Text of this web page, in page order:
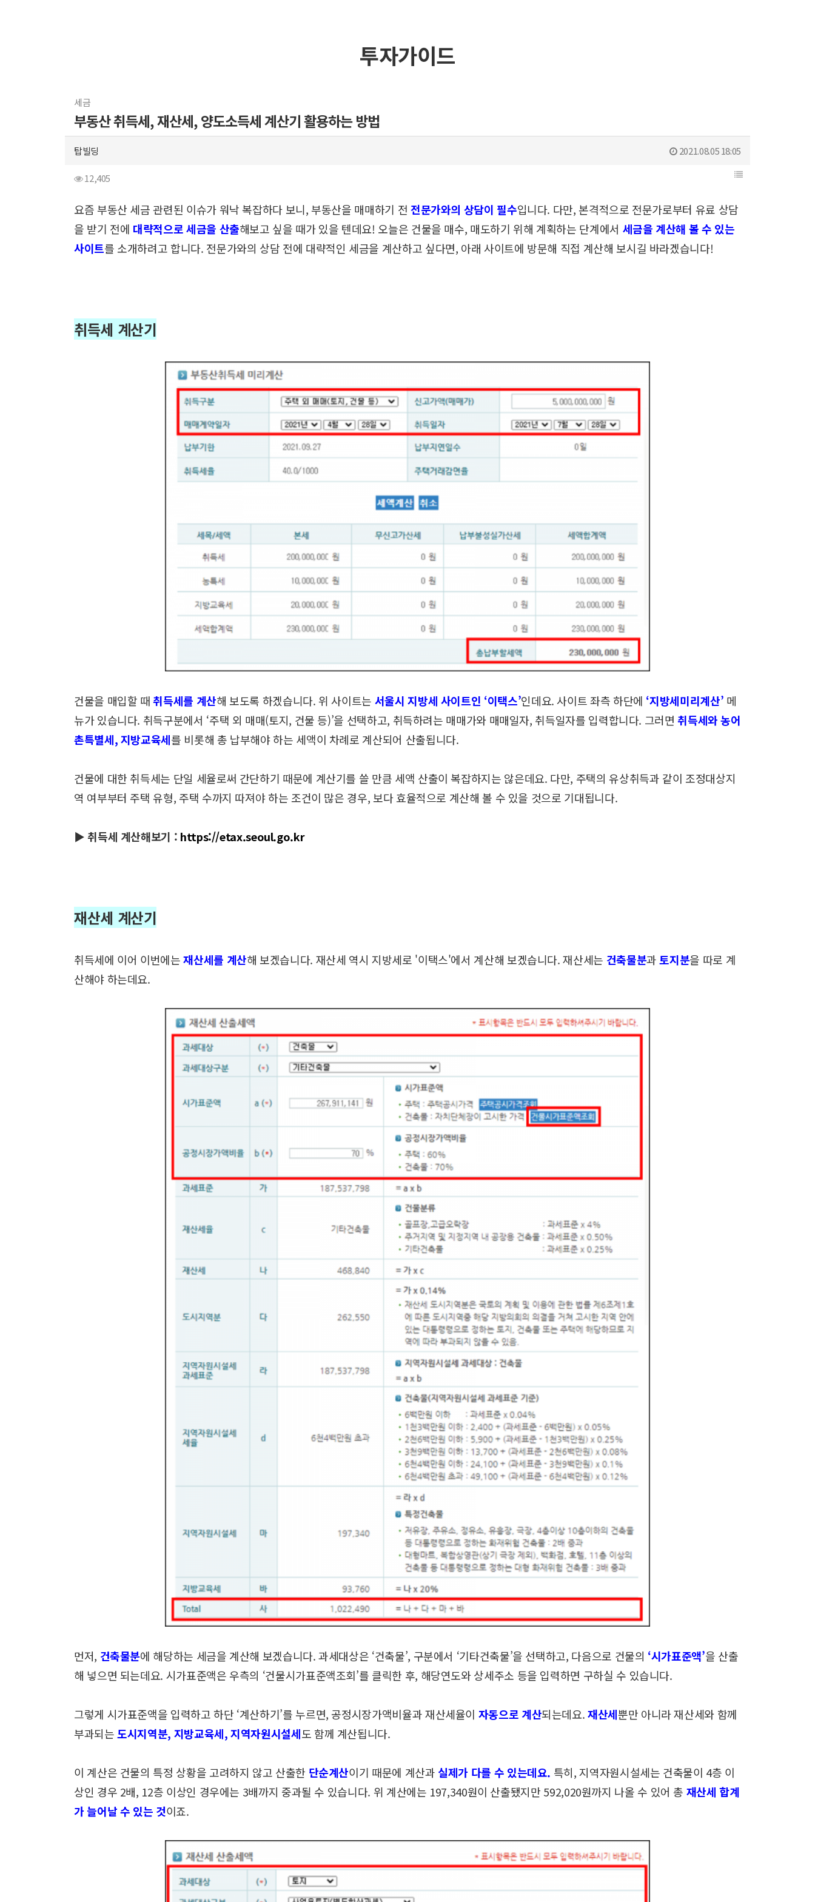
투자가이드
세금
부동산 취득세, 재산세, 양도소득세 계산기 활용하는 방법
탑빌딩 2021.08.05 18:05
12,405
요즘 부동산 세금 관련된 이슈가 워낙 복잡하다 보니, 부동산을 매매하기 전 전문가와의 상담이 필수입니다. 다만, 본격적으로 전문가로부터 유료 상담
을 받기 전에 대략적으로 세금을 산출해보고 싶을 때가 있을 텐데요! 오늘은 건물을 매수, 매도하기 위해 계획하는 단계에서 세금을 계산해 볼 수 있는
사이트를 소개하려고 합니다. 전문가와의 상담 전에 대략적인 세금을 계산하고 싶다면, 아래 사이트에 방문해 직접 계산해 보시길 바라겠습니다!
취득세 계산기
건물을 매입할 때취득세를 계산해 보도록 하겠습니다.위 사이트는 서울시 지방세 사이트인 ‘이택스’인데요.사이트 좌측 하단에 ‘지방세미리계산’ 메
뉴가 있습니다. 취득구분에서 ‘주택 외 매매(토지, 건물 등)’을 선택하고, 취득하려는 매매가와 매매일자, 취득일자를 입력합니다. 그러면취득세와 농어
촌특별세, 지방교육세를 비롯해 총 납부해야 하는 세액이 차례로 계산되어 산출됩니다.
건물에 대한 취득세는 단일 세율로써 간단하기 때문에 계산기를 쓸 만큼 세액 산출이 복잡하지는 않은데요. 다만, 주택의 유상취득과 같이 조정대상지
역 여부부터 주택 유형, 주택 수까지 따져야 하는 조건이 많은 경우, 보다 효율적으로 계산해 볼 수 있을 것으로 기대됩니다.
▶ 취득세 계산해보기 : https://etax.seoul.go.kr
재산세 계산기
취득세에 이어 이번에는재산세를 계산해 보겠습니다. 재산세 역시 지방세로 '이택스'에서 계산해 보겠습니다.재산세는 건축물분과토지분을 따로 계
산해야 하는데요.
먼저, 건축물분에 해당하는 세금을 계산해 보겠습니다.과세대상은 ‘건축물’, 구분에서 ‘기타건축물’을 선택하고, 다음으로 건물의 ‘시가표준액’을 산출
해 넣으면 되는데요. 시가표준액은 우측의 ‘건물시가표준액조회’를 클릭한 후, 해당연도와 상세주소 등을 입력하면 구하실 수 있습니다.
그렇게 시가표준액을 입력하고 하단 ‘계산하기’를 누르면, 공정시장가액비율과 재산세율이 자동으로 계산되는데요.재산세뿐만 아니라 재산세와 함께
부과되는도시지역분, 지방교육세, 지역자원시설세도 함께 계산됩니다.
이 계산은 건물의 특정 상황을 고려하지 않고 산출한 단순계산이기 때문에 계산과 실제가 다를 수 있는데요. 특히, 지역자원시설세는 건축물이 4층 이
상인 경우 2배, 12층 이상인 경우에는 3배까지 중과될 수 있습니다. 위 계산에는 197,340원이 산출됐지만 592,020원까지 나올 수 있어 총 재산세 합계
가 늘어날 수 있는 것이죠.